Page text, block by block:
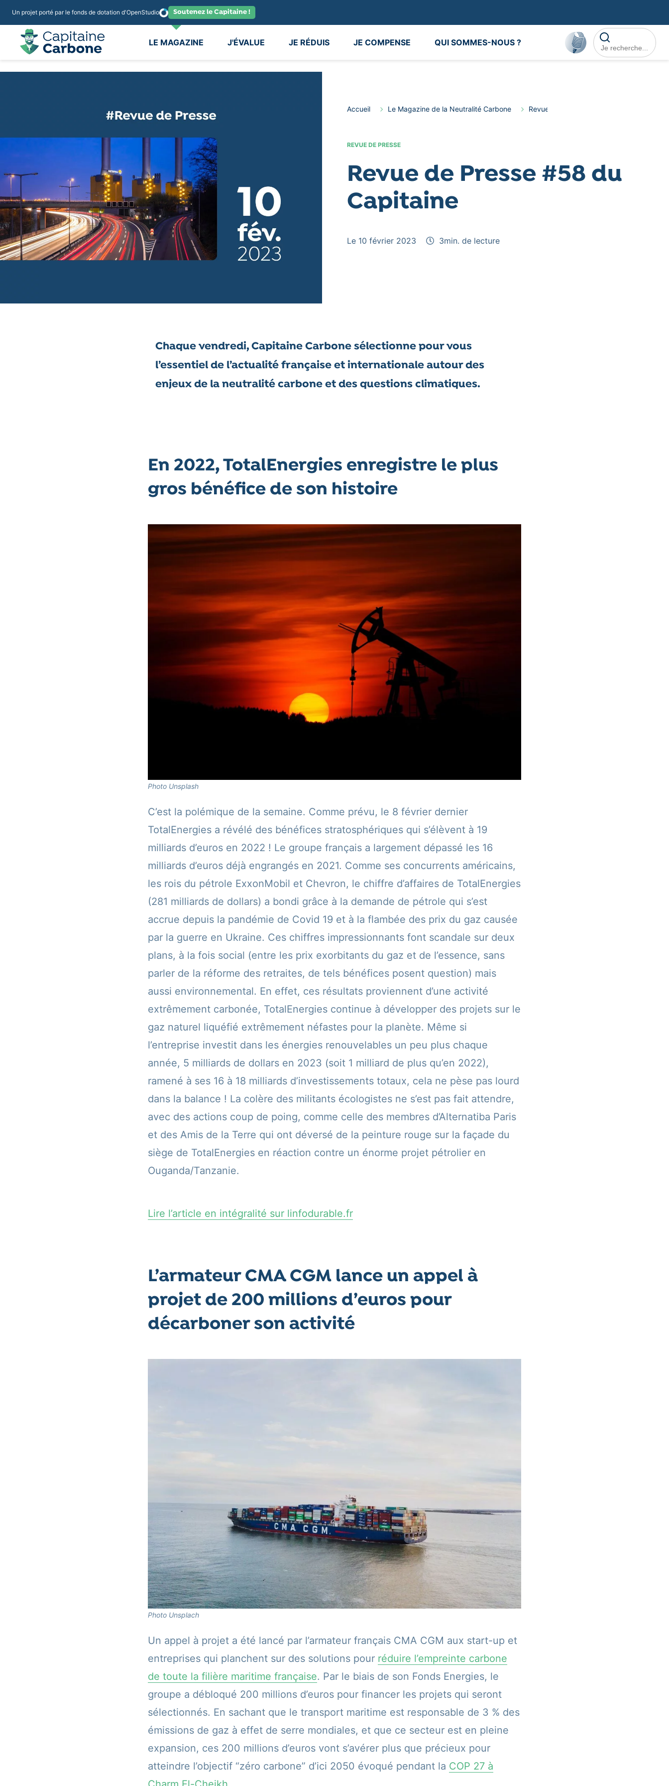
Un projet porté par le fonds de dotation d'OpenStudio Soutenez le Capitaine !
LE MAGAZINE J'ÉVALUE JE RÉDUIS JE COMPENSE QUI SOMMES-NOUS ?
Rechercher dans
Accueil Le Magazine de la Neutralité Carbone Revue de Presse
REVUE DE PRESSE
Revue de Presse #58 du
Capitaine
Le 10 février 2023 3min. de lecture
Chaque vendredi, Capitaine Carbone sélectionne pour vous
l’essentiel de l’actualité française et internationale autour des
enjeux de la neutralité carbone et des questions climatiques.
En 2022, TotalEnergies enregistre le plus
gros bénéfice de son histoire
Photo Unsplash
C’est la polémique de la semaine. Comme prévu, le 8 février dernier
TotalEnergies a révélé des bénéfices stratosphériques qui s’élèvent à 19
milliards d’euros en 2022 ! Le groupe français a largement dépassé les 16
milliards d’euros déjà engrangés en 2021. Comme ses concurrents américains,
les rois du pétrole ExxonMobil et Chevron, le chiffre d’affaires de TotalEnergies
(281 milliards de dollars) a bondi grâce à la demande de pétrole qui s’est
accrue depuis la pandémie de Covid 19 et à la flambée des prix du gaz causée
par la guerre en Ukraine. Ces chiffres impressionnants font scandale sur deux
plans, à la fois social (entre les prix exorbitants du gaz et de l’essence, sans
parler de la réforme des retraites, de tels bénéfices posent question) mais
aussi environnemental. En effet, ces résultats proviennent d’une activité
extrêmement carbonée, TotalEnergies continue à développer des projets sur le
gaz naturel liquéfié extrêmement néfastes pour la planète. Même si
l’entreprise investit dans les énergies renouvelables un peu plus chaque
année, 5 milliards de dollars en 2023 (soit 1 milliard de plus qu’en 2022),
ramené à ses 16 à 18 milliards d’investissements totaux, cela ne pèse pas lourd
dans la balance ! La colère des militants écologistes ne s’est pas fait attendre,
avec des actions coup de poing, comme celle des membres d’Alternatiba Paris
et des Amis de la Terre qui ont déversé de la peinture rouge sur la façade du
siège de TotalEnergies en réaction contre un énorme projet pétrolier en
Ouganda/Tanzanie.
Lire l’article en intégralité sur linfodurable.fr
L’armateur CMA CGM lance un appel à
projet de 200 millions d’euros pour
décarboner son activité
Photo Unsplach
Un appel à projet a été lancé par l’armateur français CMA CGM aux start-up et
entreprises qui planchent sur des solutions pour réduire l’empreinte carbone
de toute la filière maritime française. Par le biais de son Fonds Energies, le
groupe a débloqué 200 millions d’euros pour financer les projets qui seront
sélectionnés. En sachant que le transport maritime est responsable de 3 % des
émissions de gaz à effet de serre mondiales, et que ce secteur est en pleine
expansion, ces 200 millions d’euros vont s’avérer plus que précieux pour
atteindre l’objectif “zéro carbone” d’ici 2050 évoqué pendant la COP 27 à